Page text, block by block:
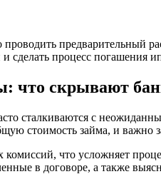
предварительный
сделать процесс погашения
что скрывают
сталкиваются с
стоимость займа, и важно
что усложняет
в договоре, а также